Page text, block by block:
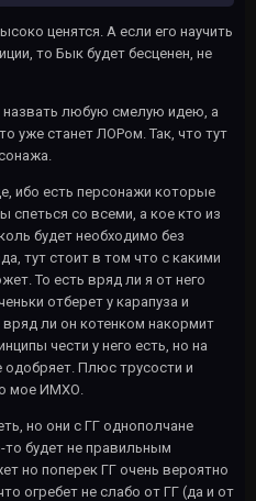
ценятся. А если его научить
то Бык будет бесценен, не
любую смелую идею, а
уже станет ЛОРом. Так, что тут
ибо есть персонажи которые
спеться со всеми, а кое кто из
будет необходимо без
тут стоит в том что с какими
То есть вряд ли я от него
отберет у карапуза и
ли он котенком накормит
чести у него есть, но на
одобряет. Плюс трусости и
мое ИМХО.
но они с ГГ однополчане
то будет не правильным
но поперек ГГ очень вероятно
огребет не слабо от ГГ (да и от